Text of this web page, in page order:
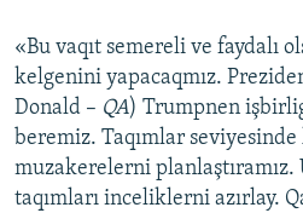
«Bu vaqıt semereli ve faydalı
kelgenini yapacaqmız.
Donald – QA) Trumpnen
beremiz. Taqımlar
muzakerelerni
taqımları inceliklerni azırlay.